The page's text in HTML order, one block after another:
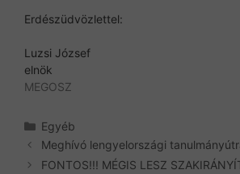
Erdészüdvözlettel:
Luzsi József
elnök
MEGOSZ
Kategória
Egyéb
Meghívó lengyelországi
FONTOS!!! MÉGIS LESZ